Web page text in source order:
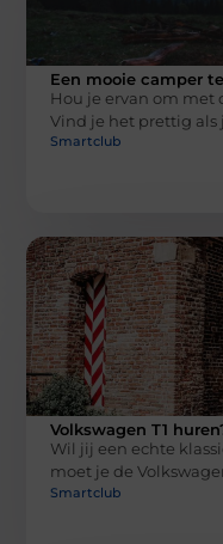
Een mooie camper
Hou je ervan om met
Vind je het prettig als
Smartclub
Volkswagen T1
Wil jij een echte
moet je de
Smartclub